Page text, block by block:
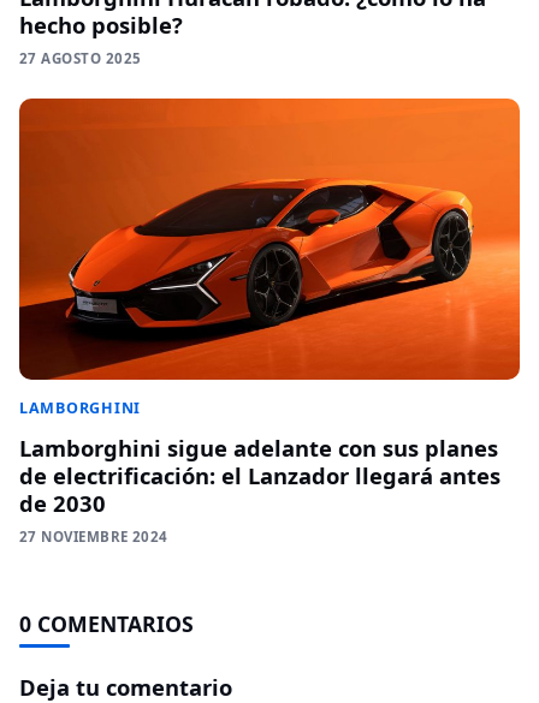
hecho posible?
27 AGOSTO 2025
LAMBORGHINI
Lamborghini sigue adelante con sus planes
de electrificación: el Lanzador llegará antes
de 2030
27 NOVIEMBRE 2024
0 COMENTARIOS
Deja tu comentario